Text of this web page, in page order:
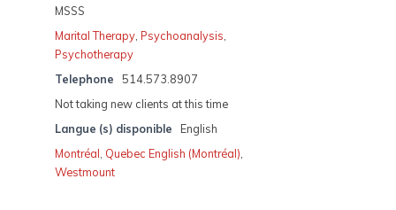
MSSS
Marital Therapy,Psychoanalysis,
Psychotherapy
Telephone
514.573.8907
Not taking new clients at this time
Langue (s) disponible
English
Montréal, Quebec English (Montréal),
Westmount